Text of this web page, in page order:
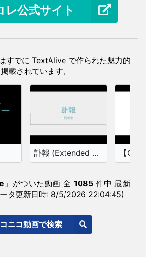
レ公式サイト
すでに TextAlive で作られた魅力的
載されています。
訃報 (Extended Mix)
」がついた動画 全 1085 件中 最新
タ更新日時: 8/5/2026 22:04:45)
ニコ動画で検索